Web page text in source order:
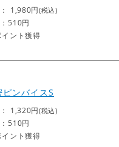
1,980円(税込)
510円
ント獲得
ピンバイスS
1,320円(税込)
510円
ント獲得